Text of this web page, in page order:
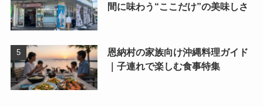
間に味わう“ここだけ”の美味しさ
恩納村の家族向け沖縄料理ガイド
｜子連れで楽しむ食事特集